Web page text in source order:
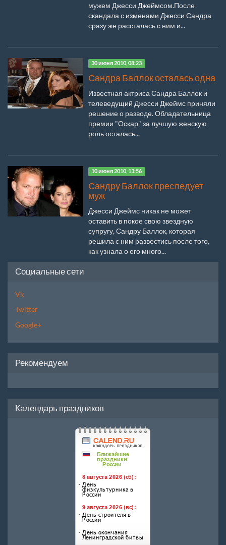
мужем Джесси Джеймсом.После
скандала с изменами Джесси Сандра
сразу же рассталась с ним и...
30 июня 2010, 08:23
Сандра Баллок осталась одна
Известная актриса Сандра Баллок и
телеведущий Джесси Джеймс приняли
решение о разводе. Обладательница
премии "Оскар" за лучшую женскую
роль осталась...
10 июня 2010, 13:56
Сандру Баллок преследует
муж
Джесси Джеймс никак не может
оставить в покое свою звездную
супругу, Сандру Баллок, которая
решила с ним развестись после того,
как узнала о его много...
Социальные сети
Vk
Twitter
Google+
Рекомендуем
Календарь праздников